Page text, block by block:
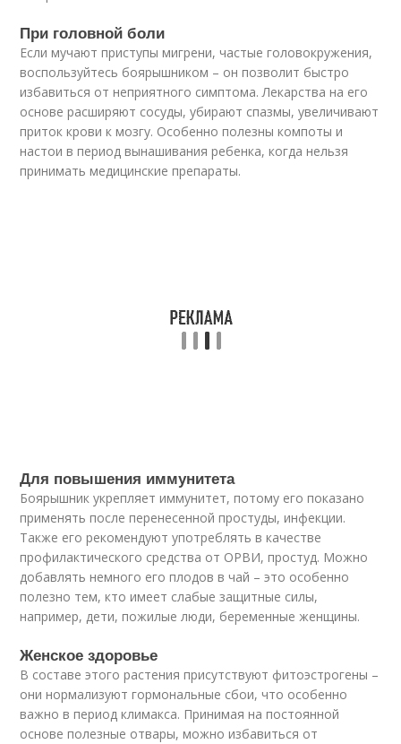
При головной боли
Если мучают приступы мигрени, частые головокружения,
воспользуйтесь боярышником – он позволит быстро
избавиться от неприятного симптома. Лекарства на его
основе расширяют сосуды, убирают спазмы, увеличивают
приток крови к мозгу. Особенно полезны компоты и
настои в период вынашивания ребенка, когда нельзя
принимать медицинские препараты.
Для повышения иммунитета
Боярышник укрепляет иммунитет, потому его показано
применять после перенесенной простуды, инфекции.
Также его рекомендуют употреблять в качестве
профилактического средства от ОРВИ, простуд. Можно
добавлять немного его плодов в чай – это особенно
полезно тем, кто имеет слабые защитные силы,
например, дети, пожилые люди, беременные женщины.
Женское здоровье
В составе этого растения присутствуют фитоэстрогены –
они нормализуют гормональные сбои, что особенно
важно в период климакса. Принимая на постоянной
основе полезные отвары, можно избавиться от